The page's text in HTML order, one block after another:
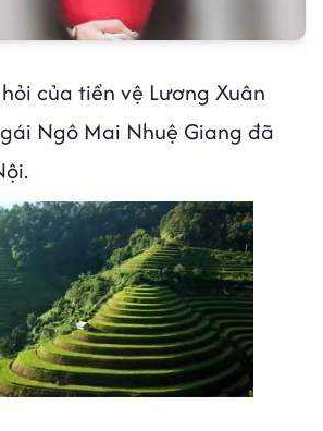
của tiền vệ Lương Xuân
Ngô Mai Nhuệ Giang đã